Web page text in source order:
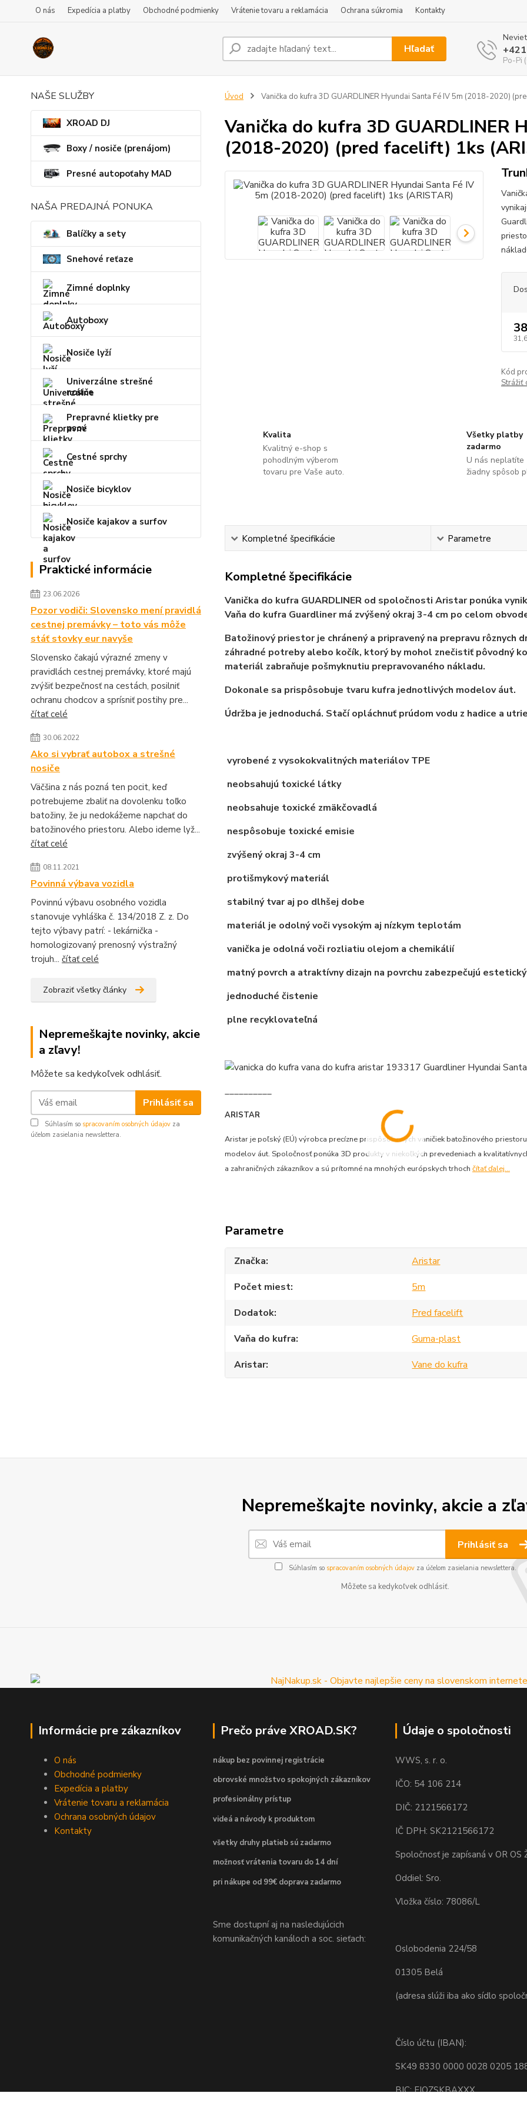
O nás Expedícia a platby Obchodné podmienky Vrátenie tovaru a reklamácia Ochrana súkromia Kontakty
Hľadať
Po-Pi
NAŠE SLUŽBY
XROAD DJ
Boxy / nosiče (prenájom)
Presné autopoťahy MAD
NAŠA PREDAJNÁ PONUKA
Balíčky a sety
Snehové reťaze
Zimné doplnky
Autoboxy
Nosiče lyží
Univerzálne strešné
nosiče
Prepravné klietky pre
psov
Cestné sprchy
Nosiče bicyklov
Nosiče kajakov a surfov
Praktické informácie
23.06.2026
Pozor vodiči: Slovensko mení pravidlá
cestnej premávky – toto vás môže
stáť stovky eur navyše
Slovensko čakajú výrazné zmeny v
pravidlách cestnej premávky, ktoré majú
zvýšiť bezpečnosť na cestách, posilniť
ochranu chodcov a sprísniť postihy pre...
čítať celé
30.06.2022
Ako si vybrať autobox a strešné
nosiče
Väčšina z nás pozná ten pocit, keď
potrebujeme zbaliť na dovolenku toľko
batožiny, že ju nedokážeme napchať do
batožinového priestoru. Alebo ideme lyž...
čítať celé
08.11.2021
Povinná výbava vozidla
Povinnú výbavu osobného vozidla
stanovuje vyhláška č. 134/2018 Z. z. Do
tejto výbavy patrí: - lekárnička -
homologizovaný prenosný výstražný
trojuh... čítať celé
Zobraziť všetky články
Nepremeškajte novinky, akcie
a zľavy!
Môžete sa kedykoľvek odhlásiť.
Prihlásiť sa
Súhlasím so spracovaním osobných údajov za
účelom zasielania newslettera.
Úvod Vanička do kufra 3D GUARDLINER Hyundai Santa Fé IV 5m (2018-2020)
Vanička do kufra 3D GUARDLINER
(2018-2020) (pred facelift) 1ks
Kód
Strážiť
Kvalita
Kvalitný e-shop s
pohodlným výberom
tovaru pre Vaše auto.
Všetky platby
zadarmo
U nás neplatíte
žiadny spôsob
Kompletné špecifikácie Parametre
Kompletné špecifikácie
Vanička do kufra GUARDLINER od spoločnosti Aristar ponúka
Vaňa do kufra Guardliner má zvýšený okraj 3-4 cm po celom
Batožinový priestor je chránený a pripravený na prepravu rôznych
záhradné potreby alebo kočík, ktorý by mohol znečistiť pôvodný
materiál zabraňuje pošmyknutiu prepravovaného nákladu.
Dokonale sa prispôsobuje tvaru kufra jednotlivých modelov áut.
Údržba je jednoduchá. Stačí opláchnuť prúdom vodu z hadice a
vyrobené z vysokokvalitných materiálov TPE
neobsahujú toxické látky
neobsahuje toxické zmäkčovadlá
nespôsobuje toxické emisie
zvýšený okraj 3-4 cm
protišmykový materiál
stabilný tvar aj po dlhšej dobe
materiál je odolný voči vysokým aj nízkym teplotám
vanička je odolná voči rozliatiu olejom a chemikálií
matný povrch a atraktívny dizajn na povrchu zabezpečujú
jednoduché čistenie
plne recyklovateľná
__________
ARISTAR
Aristar je poľský (EÚ) výrobca precízne prispôsobených vaničiek batožinového
modelov áut. Spoločnosť ponúka 3D produkty v niekoľkých prevedeniach a
a zahraničných zákazníkov a sú prítomné na mnohých európskych trhoch čítať ďalej...
Parametre
Značka
Aristar
Počet miest
5m
Dodatok
Pred facelift
Vaňa do kufra
Guma-plast
Aristar
Vane do kufra
Nepremeškajte novinky, akcie a
Prihlásiť sa
Súhlasím so spracovaním osobných údajovza účelom zasielania newslettera.
Môžete sa kedykoľvek odhlásiť.
Informácie pre zákazníkov
O nás
Obchodné podmienky
Expedícia a platby
Vrátenie tovaru a reklamácia
Ochrana osobných údajov
Kontakty
Prečo práve XROAD.SK?
nákup bez povinnej registrácie
obrovské množstvo spokojných zákazníkov
profesionálny prístup
videá a návody k produktom
všetky druhy platieb sú zadarmo
možnosť vrátenia tovaru do 14 dní
pri nákupe od 99€ doprava zadarmo
Sme dostupní aj na nasledujúcich
komunikačných kanáloch a soc. sieťach:
Údaje o spoločnosti
WWS, s. r. o.
IČO: 54 106 214
DIČ: 2121566172
IČ DPH: SK2121566172
Spoločnosť je zapísaná v OR OS
Oddiel: Sro.
Vložka číslo: 78086/L
Oslobodenia 224/58
01305 Belá
(adresa slúži iba ako sídlo
Číslo účtu (IBAN):
SK49 8330 0000 0028 0205
BIC: FIOZSKBAXXX